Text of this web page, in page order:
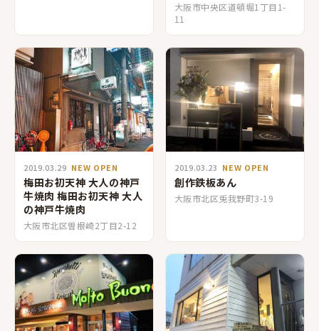
大阪市中央区道頓堀1丁目1-
11
2019.03.29 NEW OPEN
梅田お初天神 大人の神戸
牛焼肉 梅田お初天神 大人
の神戸牛焼肉
大阪市北区曽根崎2丁目2-12
2019.03.23 NEW OPEN
創作鉄板あん
大阪市北区兎我野町3-19